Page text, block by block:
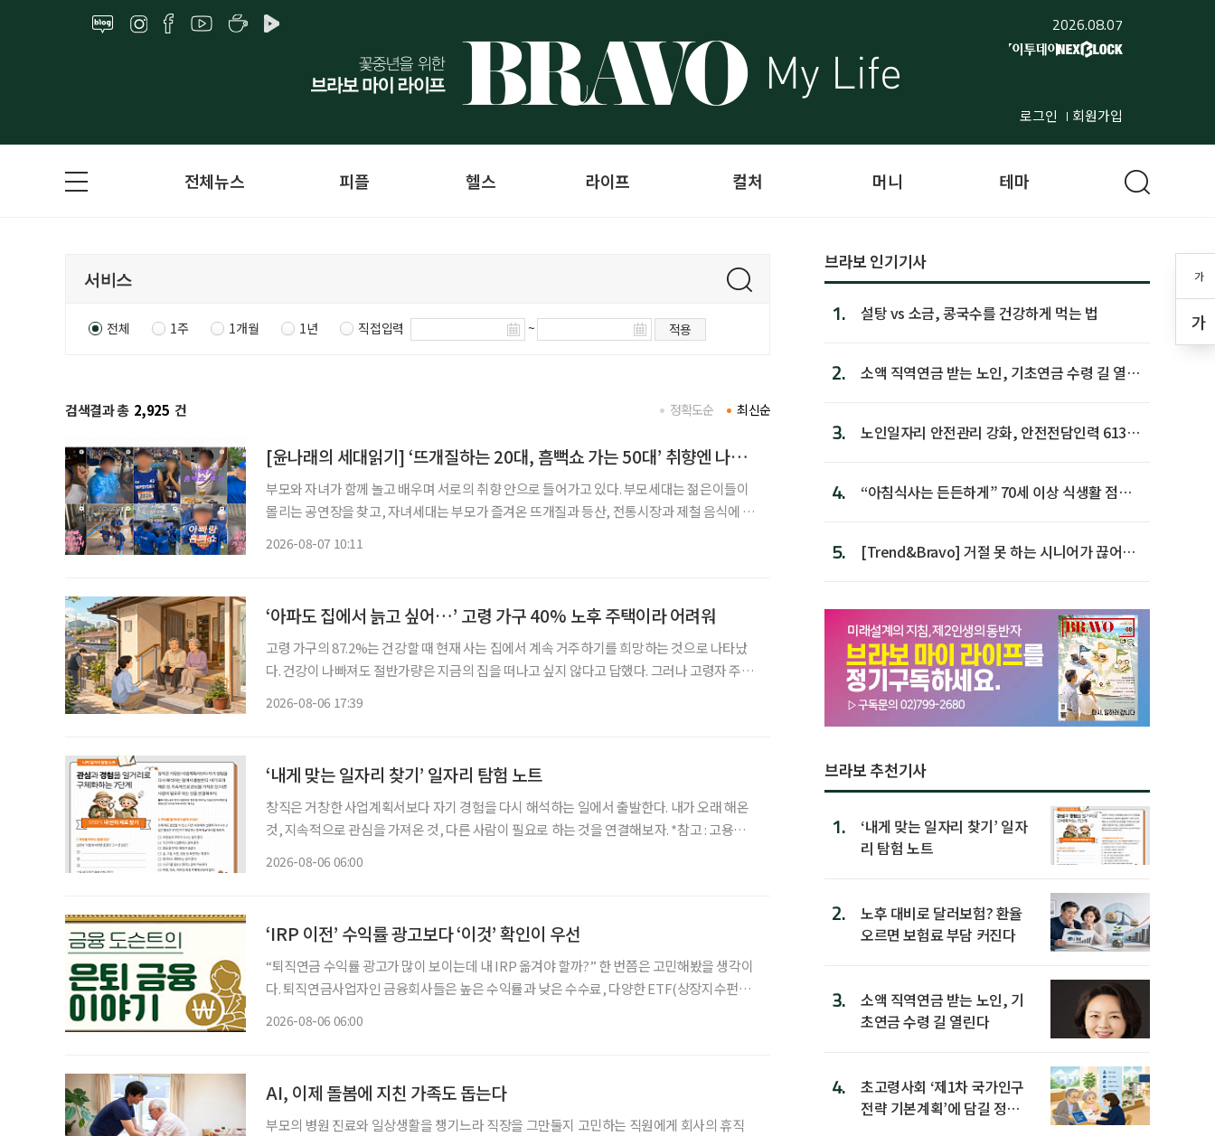
2026.08.07
로그인 회원가입
가
가
전체뉴스 피플 헬스 라이프 컬처 머니 테마
전체 1주 1개월 1년 직접입력 ~ 적용
검색결과 총 2,925 건 최신순
정확도순
[윤나래의 세대읽기] ‘뜨개질하는 20대, 흠뻑쇼 가는 50대’ 취향엔 나이가 없다
부모와 자녀가 함께 놀고 배우며 서로의 취향 안으로 들어가고 있다. 부모세대는 젊은이들이
몰리는 공연장을 찾고, 자녀세대는 부모가 즐겨온 뜨개질과 등산, 전통시장과 제철 음식에 눈
2026-08-07 10:11
‘아파도 집에서 늙고 싶어…’ 고령 가구 40% 노후 주택이라 어려워
고령 가구의 87.2%는 건강할 때 현재 사는 집에서 계속 거주하기를 희망하는 것으로 나타났
다. 건강이 나빠져도 절반가량은 지금의 집을 떠나고 싶지 않다고 답했다. 그러나 고령자 주거
2026-08-06 17:39
‘내게 맞는 일자리 찾기’ 일자리 탐험 노트
창직은 거창한 사업계획서보다 자기 경험을 다시 해석하는 일에서 출발한다. 내가 오래 해온
것, 지속적으로 관심을 가져온 것, 다른 사람이 필요로 하는 것을 연결해보자. *참고 : 고용노
2026-08-06 06:00
‘IRP 이전’ 수익률 광고보다 ‘이것’ 확인이 우선
“퇴직연금 수익률 광고가 많이 보이는데 내 IRP 옮겨야 할까?” 한 번쯤은 고민해봤을 생각이
다. 퇴직연금사업자인 금융회사들은 높은 수익률과 낮은 수수료, 다양한 ETF(상장지수펀
2026-08-06 06:00
AI, 이제 돌봄에 지친 가족도 돕는다
부모의 병원 진료와 일상생활을 챙기느라 직장을 그만둘지 고민하는 직원에게 회사의 휴직
브라보 인기기사
1. 설탕 vs 소금, 콩국수를 건강하게 먹는 법
2.
소액 직역연금 받는 노인, 기초연금 수령 길 열린
3.
노인일자리 안전관리 강화, 안전전담인력 613명
4.
“아침식사는 든든하게” 70세 이상 식생활 점수
5.
[Trend&Bravo] 거절 못 하는 시니어가 끊어야
브라보 추천기사
1.
‘내게 맞는 일자리 찾기’ 일자
리 탐험 노트
2.
노후 대비로 달러보험? 환율
오르면 보험료 부담 커진다
3.
소액 직역연금 받는 노인, 기
초연금 수령 길 열린다
4.
초고령사회 ‘제1차 국가인구
전략 기본계획’에 담길 정책